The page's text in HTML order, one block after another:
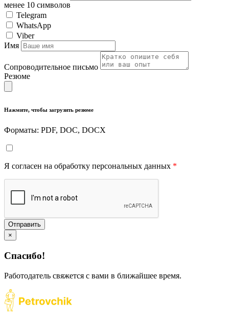
менее 10 символов
Telegram
WhatsApp
Viber
Имя
Сопроводительное письмо
Резюме
Нажмите, чтобы загрузить резюме
Форматы: PDF, DOC, DOCX
Я согласен на обработку персональных данных *
Отправить
×
Спасибо!
Работодатель свяжется с вами в ближайшее время.